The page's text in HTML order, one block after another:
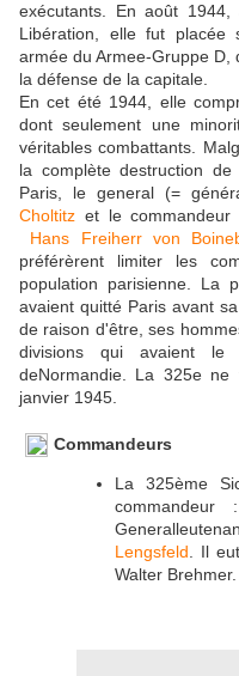
exécutants. En août
Libération, elle fut placée
armée du Armee-Gruppe
la défense de la capitale.
En cet été 1944, elle
dont seulement une
véritables combattants.
la complète destruction
Paris, le general (=
Choltitz et le
Hans Freiherr von
préférèrent limiter les
population parisienne. La
avaient quitté Paris avant
de raison d'être, ses
divisions qui avaient le
deNormandie. La 325e
janvier 1945.
Commandeurs
La 325ème
Lengsfeld . Il
Walter Brehmer.